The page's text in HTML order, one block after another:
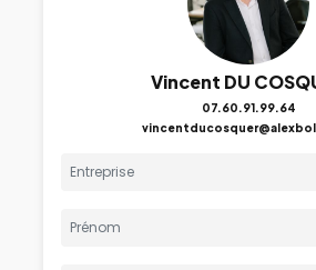
Vincent DU
07.60.91.99.64